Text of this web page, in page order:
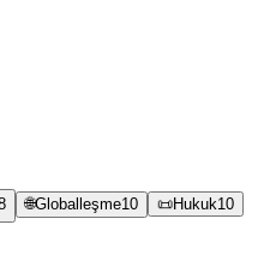
🌐Globalleşme10 📜Hukuk10